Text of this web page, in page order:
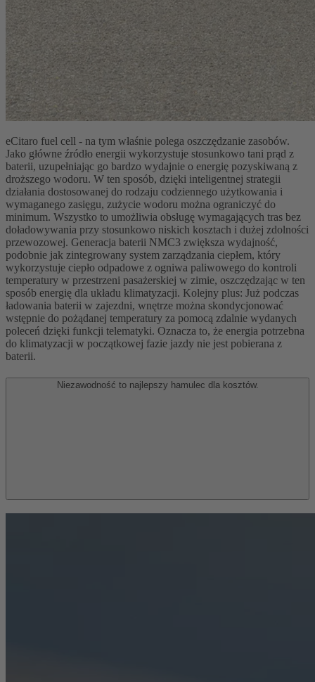
eCitaro fuel cell - na tym właśnie polega oszczędzanie zasobów.
Jako główne źródło energii wykorzystuje stosunkowo tani prąd z
baterii, uzupełniając go bardzo wydajnie o energię pozyskiwaną z
droższego wodoru. W ten sposób, dzięki inteligentnej strategii
działania dostosowanej do rodzaju codziennego użytkowania i
wymaganego zasięgu, zużycie wodoru można ograniczyć do
minimum. Wszystko to umożliwia obsługę wymagających tras bez
doładowywania przy stosunkowo niskich kosztach i dużej zdolności
przewozowej. Generacja baterii NMC3 zwiększa wydajność,
podobnie jak zintegrowany system zarządzania ciepłem, który
wykorzystuje ciepło odpadowe z ogniwa paliwowego do kontroli
temperatury w przestrzeni pasażerskiej w zimie, oszczędzając w ten
sposób energię dla układu klimatyzacji. Kolejny plus: Już podczas
ładowania baterii w zajezdni, wnętrze można skondycjonować
wstępnie do pożądanej temperatury za pomocą zdalnie wydanych
poleceń dzięki funkcji telematyki. Oznacza to, że energia potrzebna
do klimatyzacji w początkowej fazie jazdy nie jest pobierana z
baterii.
Niezawodność to najlepszy hamulec dla kosztów.